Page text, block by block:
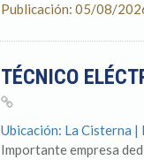
Publicación: 05/08/
TÉCNICO
Ubicación: La Cisterna
Importante empresa